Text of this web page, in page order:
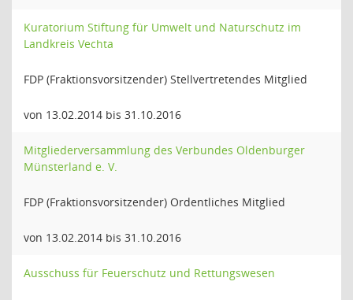
Kuratorium Stiftung für Umwelt und Naturschutz im
Landkreis Vechta
FDP (Fraktionsvorsitzender) Stellvertretendes Mitglied
von 13.02.2014 bis 31.10.2016
Mitgliederversammlung des Verbundes Oldenburger
Münsterland e. V.
FDP (Fraktionsvorsitzender) Ordentliches Mitglied
von 13.02.2014 bis 31.10.2016
Ausschuss für Feuerschutz und Rettungswesen